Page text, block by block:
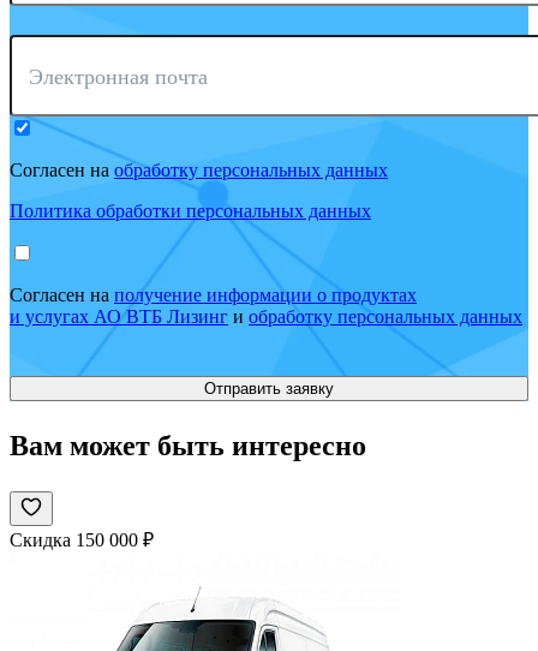
Электронная почта
Согласен на обработку персональных данных
Политика обработки персональных данных
Согласен на получение информации о продуктах
и услугах АО ВТБ Лизинг и обработку персональных данных
Вам может быть интересно
Скидка 150 000 ₽